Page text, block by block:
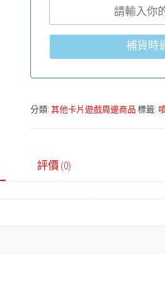
補貨時
分類: 其他卡片遊戲周邊商品 標籤:
評價 (0)